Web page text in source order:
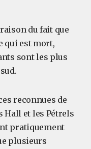
du fait que
qui est mort,
sont les plus
reconnues de
Hall et les Pétrels
pratiquement
plusieurs